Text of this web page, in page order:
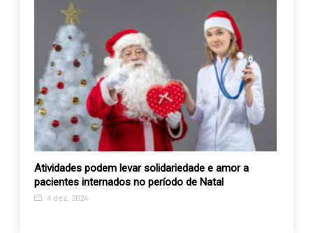
Atividades podem levar solidariedade e amor a
pacientes internados no período de Natal
4 dez, 2024